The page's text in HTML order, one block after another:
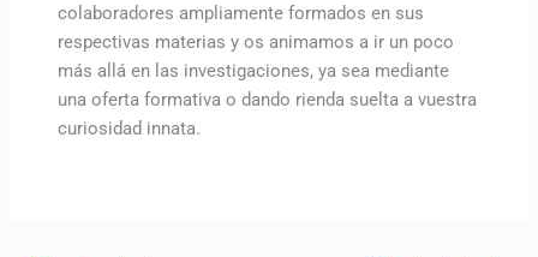
colaboradores ampliamente formados en sus
respectivas materias y os animamos a ir un poco
más allá en las investigaciones, ya sea mediante
una oferta formativa o dando rienda suelta a vuestra
curiosidad innata.